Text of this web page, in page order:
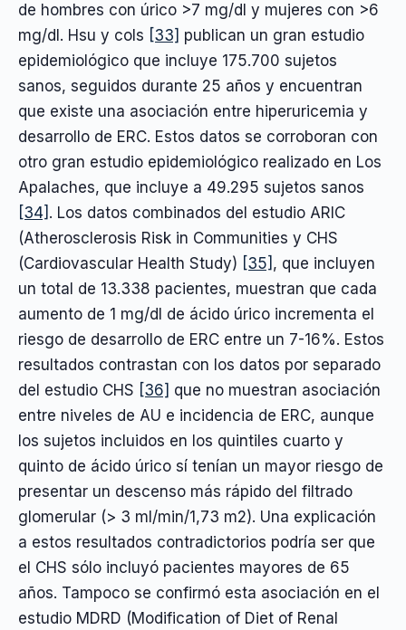
de hombres con úrico >7 mg/dl y mujeres con >6
mg/dl. Hsu y cols [33] publican un gran estudio
epidemiológico que incluye 175.700 sujetos
sanos, seguidos durante 25 años y encuentran
que existe una asociación entre hiperuricemia y
desarrollo de ERC. Estos datos se corroboran con
otro gran estudio epidemiológico realizado en Los
Apalaches, que incluye a 49.295 sujetos sanos
[34] . Los datos combinados del estudio ARIC
(Atherosclerosis Risk in Communities y CHS
(Cardiovascular Health Study) [35] , que incluyen
un total de 13.338 pacientes, muestran que cada
aumento de 1 mg/dl de ácido úrico incrementa el
riesgo de desarrollo de ERC entre un 7-16%. Estos
resultados contrastan con los datos por separado
del estudio CHS [36] que no muestran asociación
entre niveles de AU e incidencia de ERC, aunque
los sujetos incluidos en los quintiles cuarto y
quinto de ácido úrico sí tenían un mayor riesgo de
presentar un descenso más rápido del filtrado
glomerular (> 3 ml/min/1,73 m2). Una explicación
a estos resultados contradictorios podría ser que
el CHS sólo incluyó pacientes mayores de 65
años. Tampoco se confirmó esta asociación en el
estudio MDRD (Modification of Diet of Renal